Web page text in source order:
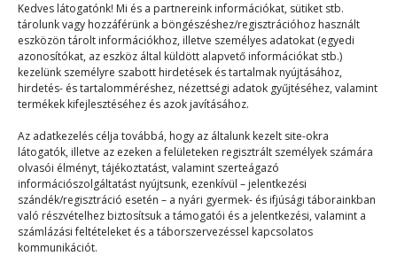
Kedves látogatónk! Mi és a partnereink információkat, sütiket stb.
tárolunk vagy hozzáférünk a böngészéshez/regisztrációhoz használt
eszközön tárolt információkhoz, illetve személyes adatokat (egyedi
azonosítókat, az eszköz által küldött alapvető információkat stb.)
kezelünk személyre szabott hirdetések és tartalmak nyújtásához,
hirdetés- és tartalomméréshez, nézettségi adatok gyűjtéséhez, valamint
termékek kifejlesztéséhez és azok javításához.
Az adatkezelés célja továbbá, hogy az általunk kezelt site-okra
látogatók, illetve az ezeken a felületeken regisztrált személyek számára
olvasói élményt, tájékoztatást, valamint szerteágazó
információszolgáltatást nyújtsunk, ezenkívül – jelentkezési
szándék/regisztráció esetén – a nyári gyermek- és ifjúsági táborainkban
való részvételhez biztosítsuk a támogatói és a jelentkezési, valamint a
számlázási feltételeket és a táborszervezéssel kapcsolatos
kommunikációt.
Melyik füledre van jobban
szükséged?
Terefere
2025. 02. 15.
A 12 éves Miki négy éve szeretett bele a PEOPLE
TEAM nyári táborába, ahol azóta…